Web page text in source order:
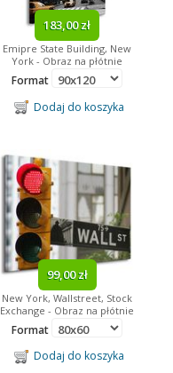
183,00 zł
Emipre State Building, New
York - Obraz na płótnie
Format
Dodaj do koszyka
99,00 zł
New York, Wallstreet, Stock
Exchange - Obraz na płótnie
Format
Dodaj do koszyka